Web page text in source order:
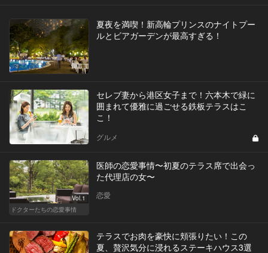
夏夜を満喫！新高輪プリンスのナイトプー
ルとビアガーデンが最高すぎる！
セレブ妻から港区女子まで！六本木で緑に
囲まれて優雅に過ごせる鉄板テラスはこ
こ！
グルメ
Vol.1
ドクターたちの恋愛事情
医師の恋愛事情〜初夏のテラス席で出会っ
た代理店の女〜
恋愛
テラスでお肉を豪快に頬張りたい！この
夏、贅沢気分に浸れるステーキハウス3選